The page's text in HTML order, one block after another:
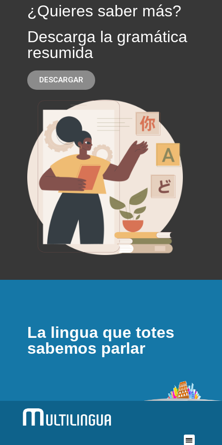
¿Quieres saber más?
Descarga la gramática
resumida
DESCARGAR
La lingua que totes
sabemos parlar